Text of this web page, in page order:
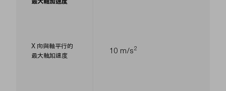
X 向與軸平行的
最大軸加速度
10 m/s2